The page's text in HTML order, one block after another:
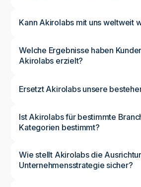
Kann Akirolabs mit uns weltweit
Welche Ergebnisse haben
Akirolabs erzielt?
Ersetzt Akirolabs unsere
Ist Akirolabs für bestimmte
Kategorien bestimmt?
Wie stellt Akirolabs die
Unternehmensstrategie sicher?